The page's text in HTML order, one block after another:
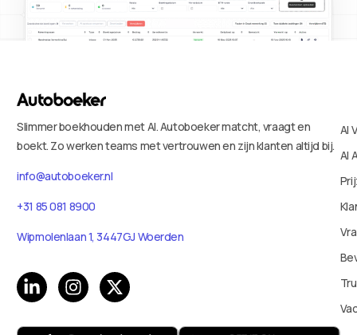
Slimmer boekhouden met AI. Autoboeker matcht, vraagt en
boekt. Zo werken teams met vertrouwen en zijn klanten altijd bij.
info@autoboeker.nl
+31 85 081 8900
Wipmolenlaan 1, 3447GJ Woerden
AI
AI